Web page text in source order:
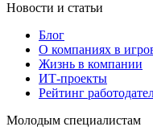
Новости и статьи
Блог
О компаниях в
Жизнь в компании
ИТ-проекты
Рейтинг
Молодым специалистам